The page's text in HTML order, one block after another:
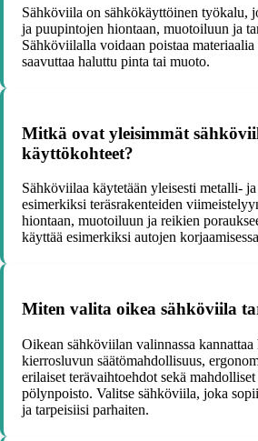
Sähköviila on sähkökäyttöinen työkalu,
ja puupintojen hiontaan, muotoiluun ja
Sähköviilalla voidaan poistaa materiaalia
saavuttaa haluttu pinta tai muoto.
Mitkä ovat yleisimmät
käyttökohteet?
Sähköviilaa käytetään yleisesti metalli- ja
esimerkiksi teräsrakenteiden
hiontaan, muotoiluun ja reikien
käyttää esimerkiksi autojen
Miten valita oikea sähköviila
Oikean sähköviilan valinnassa
kierrosluvun säätömahdollisuus,
erilaiset terävaihtoehdot sekä
pölynpoisto. Valitse sähköviila, joka
ja tarpeisiisi parhaiten.